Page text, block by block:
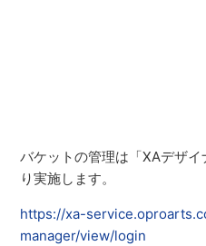
バケットの管理は「XAデザ
り実施します。
https://xa-
manager/view/login